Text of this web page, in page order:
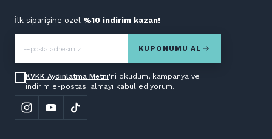
İlk siparişine özel %10 indirim kazan!
KUPONUMU AL
KVKK Aydınlatma Metni'ni okudum, kampanya ve
indirim e-postası almayı kabul ediyorum.